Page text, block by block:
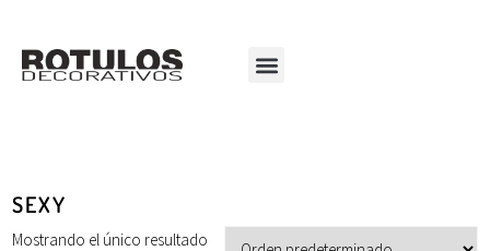
SEXY
Mostrando el único resultado